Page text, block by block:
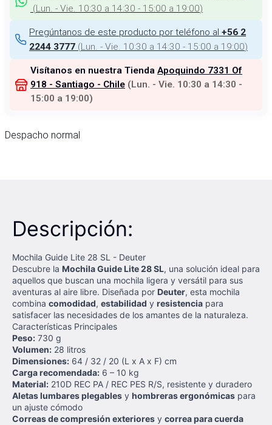
(Lun. - Vie. 10:30 a 14:30 - 15:00 a 19:00)
Pregúntanos de este producto por teléfono al +56 2
2244 3777 (Lun. - Vie. 10:30 a 14:30 - 15:00 a 19:00)
Visítanos en nuestra Tienda Apoquindo 7331 Of
918 - Santiago - Chile (Lun. - Vie. 10:30 a 14:30 -
15:00 a 19:00)
Despacho normal
Descripción:
Mochila Guide Lite 28 SL - Deuter
Descubre la Mochila Guide Lite 28 SL, una solución ideal para
aquellos que buscan una mochila ligera y versátil para sus
aventuras al aire libre. Diseñada por Deuter, esta mochila
combina comodidad, estabilidad y resistencia para
satisfacer las necesidades de los amantes de la naturaleza.
Características Principales
Peso: 730 g
Volumen: 28 litros
Dimensiones: 64 / 32 / 20 (L x A x F) cm
Carga recomendada: 6 – 10 kg
Material: 210D REC PA / REC PES R/S, resistente y duradero
Aletas lumbares plegables y hombreras ergonómicas para
un ajuste cómodo
Correas de compresión exteriores y correa para cuerda